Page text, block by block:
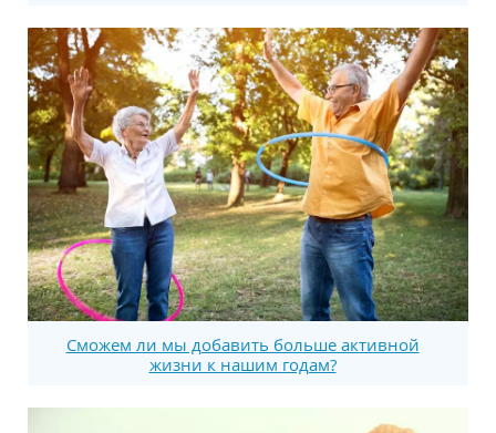
Сможем ли мы добавить больше активной
жизни к нашим годам?